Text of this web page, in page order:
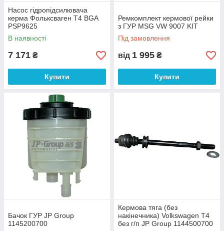
Насос гідропідсилювача
керма Фольксваген Т4 BGA
PSP9625
В наявності
7 171 ₴
Купити
Ремкомплект кермової рейки
з ГУР MSG VW 9007 KIT
Під замовлення
від 1 995 ₴
Купити
Бачок ГУР JP Group
1145200700
Кермова тяга (без
накінечника) Volkswagen T4
без г/п JP Group 1144500700